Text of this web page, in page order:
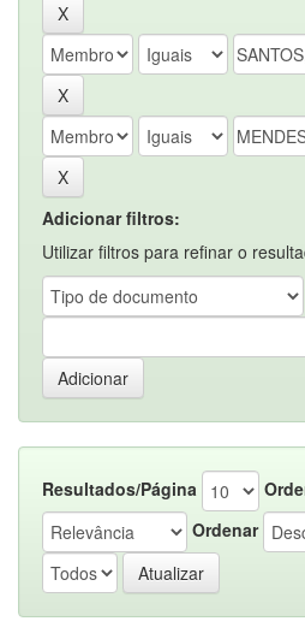
Adicionar filtros:
Utilizar filtros para refinar o
Resultados/Página
Ordenar